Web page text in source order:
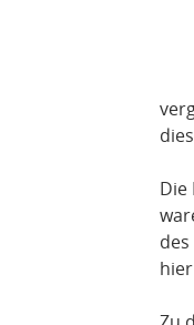
Die
des